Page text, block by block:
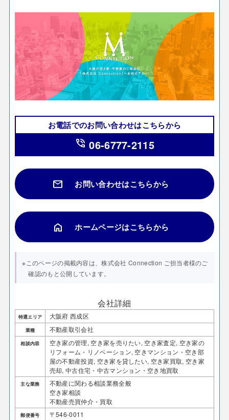
お電話でのお問い合わせはこちらから
phone_in_talk 06-6777-2115
mail お問い合わせはこちらから
home ホームページはこちらから
※このページの掲載内容は、株式会社 Connection ご担当者様のご
確認のもと公開しています。
会社詳細
特選エリア 大阪府 西成区
業種 不動産取引会社
相談内容
空き家の管理, 空き家を売りたい, 空き家査定, 空き家の
リフォーム・リノベーション, 空きマンション・空き部
屋の不動産投資, 空き家を貸したい, 空き家買取, 空き家
売却, 中古住宅・中古マンション・空き地買取
主な業務
不動産に関わる相談業務全般
空き家相談
不動産売買仲介・買取
郵便番号 〒546-0011